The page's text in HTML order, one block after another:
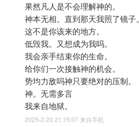
果然凡人是不会理解神的。
神本无相。直到那天我照了镜子。
这不是你该来的地方。
低毁我。又想成为我吗。
我会亲手结束你的生命。
给你们一次接触神的机会。
势均力敌吗神只要绝对的压制。
神。无需多言
我来自地狱。
2025-2-20 21:15:07 来自手机